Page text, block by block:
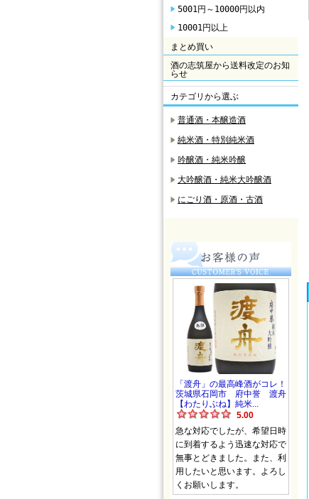
5001円～10000円以内
10001円以上
まとめ買い
酒の志筑屋から送料改定のお知
らせ
カテゴリから選ぶ
普通酒・本醸造酒
純米酒・特別純米酒
吟醸酒・純米吟醸
大吟醸酒・純米大吟醸酒
にごり酒・原酒・古酒